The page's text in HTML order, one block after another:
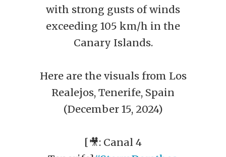
with strong gusts of winds
exceeding 105 km/h in the
Canary Islands.
Here are the visuals from Los
Realejos, Tenerife, Spain
(December 15, 2024)
[🎥: Canal 4